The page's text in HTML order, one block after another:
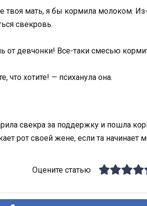
твоя мать, я бы кормила молоком.
свекровь.
от девчонки! Все-таки смесью
что хотите! — психанула она.
свекра за поддержку и пошла
рот своей жене, если та начинает
Оцените статью